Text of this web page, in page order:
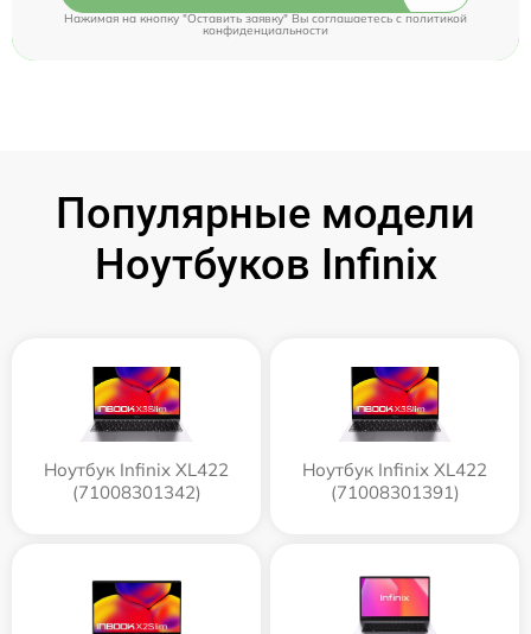
Нажимая на кнопку "Оставить заявку" Вы соглашаетесь cполитикой
конфиденциальности
Популярные модели
Ноутбуков Infinix
Ноутбук Infinix XL422
(71008301342)
Ноутбук Infinix XL422
(71008301391)